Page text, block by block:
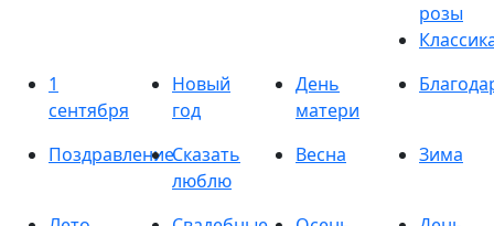
розы
1
сентября
Новый
год
День
матери
ПоздравлениеСказать
люблю
Весна Зима